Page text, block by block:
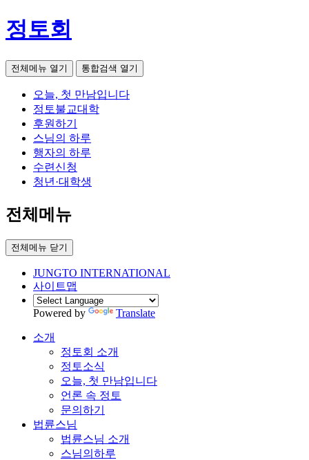
정토회
전체메뉴 열기 통합검색 열기
오늘, 첫 만남입니다
정토불교대학
후원하기
스님의 하루
행자의 하루
수련신청
청년·대학생
전체메뉴
전체메뉴 닫기
JUNGTO INTERNATIONAL
사이트맵
Powered by Translate
소개
정토회 소개
정토소식
오늘, 첫 만남입니다
언론 속 정토
문의하기
법륜스님
법륜스님 소개
스님의하루